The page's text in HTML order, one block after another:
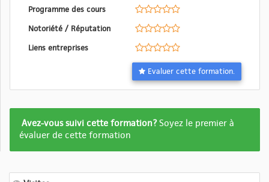
Programme des cours
Notoriété / Réputation
Liens entreprises
Evaluer cette formation.
Formation
pas
Avez-vous suivi cette formation?Soyez le premier à
évaluer de cette formation